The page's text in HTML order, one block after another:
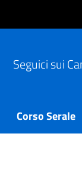
Seguici sui
Corso Serale